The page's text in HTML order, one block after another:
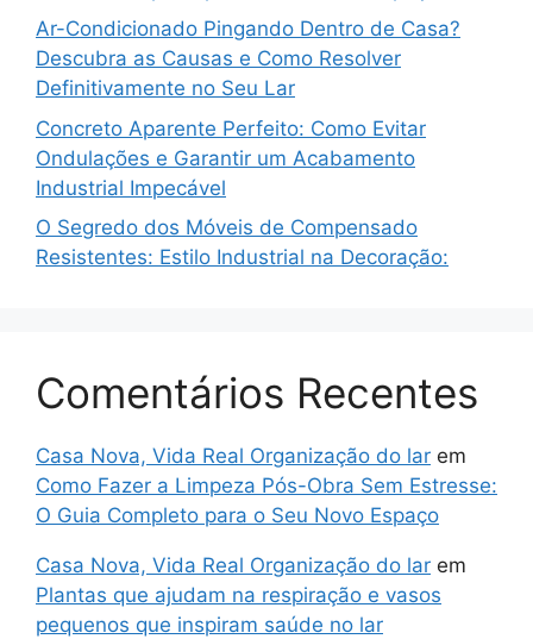
Ar-Condicionado Pingando Dentro de Casa?
Descubra as Causas e Como Resolver
Definitivamente no Seu Lar
Concreto Aparente Perfeito: Como Evitar
Ondulações e Garantir um Acabamento
Industrial Impecável
O Segredo dos Móveis de Compensado
Resistentes: Estilo Industrial na Decoração:
Comentários Recentes
Casa Nova, Vida Real Organização do lar em
Como Fazer a Limpeza Pós-Obra Sem Estresse:
O Guia Completo para o Seu Novo Espaço
Casa Nova, Vida Real Organização do lar em
Plantas que ajudam na respiração e vasos
pequenos que inspiram saúde no lar